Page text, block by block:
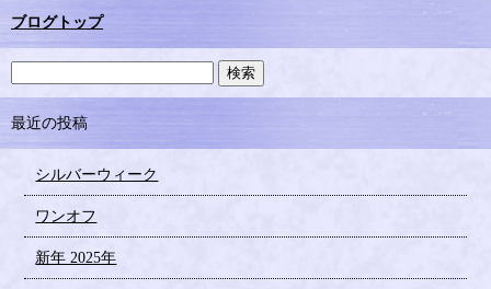
ブログトップ
最近の投稿
シルバーウィーク
ワンオフ
新年 2025年